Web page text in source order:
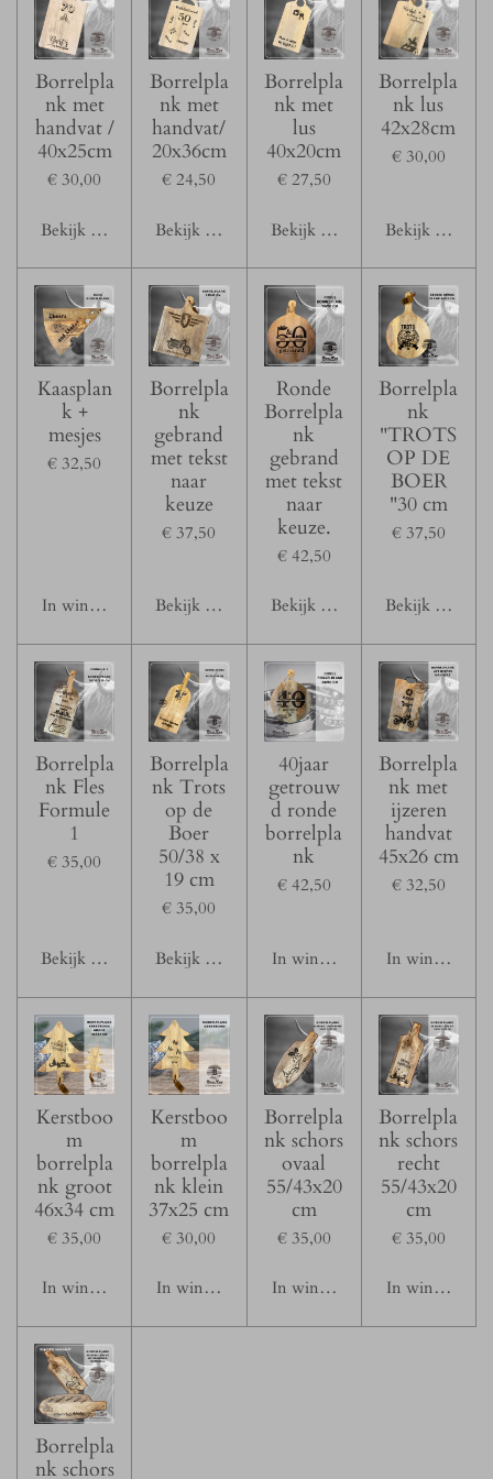
Borrelpla
nk met
handvat /
40x25cm
€ 30,00
Bekijk details
Borrelpla
nk met
handvat/
20x36cm
€ 24,50
Bekijk details
Borrelpla
nk met
lus
40x20cm
€ 27,50
Bekijk details
Borrelpla
nk lus
42x28cm
€ 30,00
Bekijk details
Kaasplan
k +
mesjes
€ 32,50
In winkelwagen
Borrelpla
nk
gebrand
met tekst
naar
keuze
€ 37,50
Bekijk details
Ronde
Borrelpla
nk
gebrand
met tekst
naar
keuze.
€ 42,50
Bekijk details
Borrelpla
nk
"TROTS
OP DE
BOER
"30 cm
€ 37,50
Bekijk details
Borrelpla
nk Fles
Formule
1
€ 35,00
Bekijk details
Borrelpla
nk Trots
op de
Boer
50/38 x
19 cm
€ 35,00
Bekijk details
40jaar
getrouw
d ronde
borrelpla
nk
€ 42,50
In winkelwagen
Borrelpla
nk met
ijzeren
handvat
45x26 cm
€ 32,50
In
Kerstboo
m
borrelpla
nk groot
46x34 cm
€ 35,00
In winkelwagen
Kerstboo
m
borrelpla
nk klein
37x25 cm
€ 30,00
In winkelwagen
Borrelpla
nk schors
ovaal
55/43x20
cm
€ 35,00
In winkelwagen
Borrelpla
nk schors
recht
55/43x20
cm
€ 35,00
In
Borrelpla
nk schors